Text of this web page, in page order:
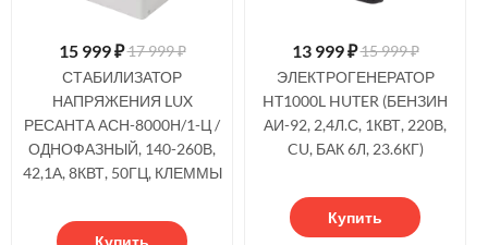
15 999₽17 999 ₽
СТАБИЛИЗАТОР
НАПРЯЖЕНИЯ LUX
РЕСАНТА АСН-8000Н/1-Ц /
ОДНОФАЗНЫЙ, 140-260В,
42,1А, 8КВТ, 50ГЦ, КЛЕММЫ
Купить
13 999₽15 999 ₽
ЭЛЕКТРОГЕНЕРАТОР
HT1000L HUTER (БЕНЗИН
АИ-92, 2,4Л.С, 1КВТ, 220В,
CU, БАК 6Л, 23.6КГ)
Купить